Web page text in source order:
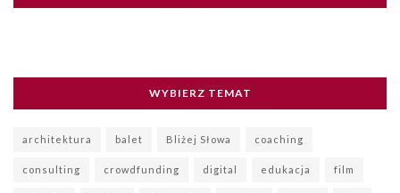
WYBIERZ TEMAT
architektura balet Bliżej Słowa coaching
consulting crowdfunding digital edukacja film